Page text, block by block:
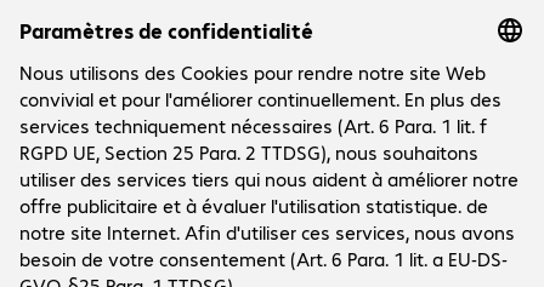
Données techniques
Téléchargements
Le groupe